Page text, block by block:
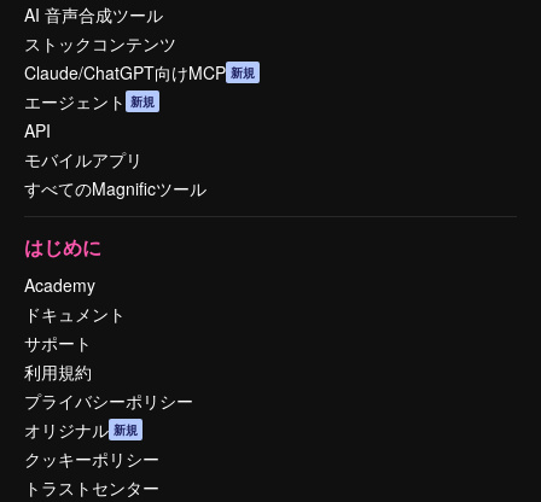
AI 音声合成ツール
ストックコンテンツ
Claude/ChatGPT向けMCP 新規
エージェント 新規
API
モバイルアプリ
すべてのMagnificツール
はじめに
Academy
ドキュメント
サポート
利用規約
プライバシーポリシー
オリジナル 新規
クッキーポリシー
トラストセンター